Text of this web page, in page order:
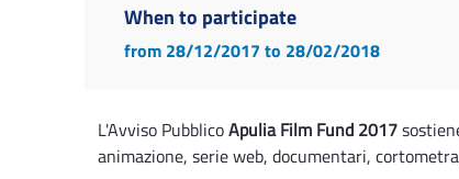
When to participate
from 28/12/2017 to 28/02/2018
L'Avviso PubblicoApulia Film Fund 2017
animazione, serie web, documentari,